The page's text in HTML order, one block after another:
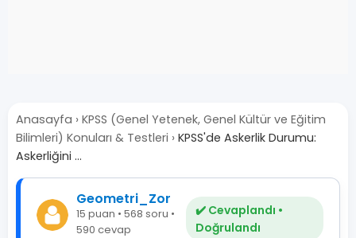
Anasayfa › KPSS (Genel Yetenek, Genel Kültür ve Eğitim
Bilimleri) Konuları & Testleri › KPSS'de Askerlik Durumu:
Askerliğini ...
Geometri_Zor
15 puan • 568 soru •
590 cevap
✔️ Cevaplandı •
Doğrulandı